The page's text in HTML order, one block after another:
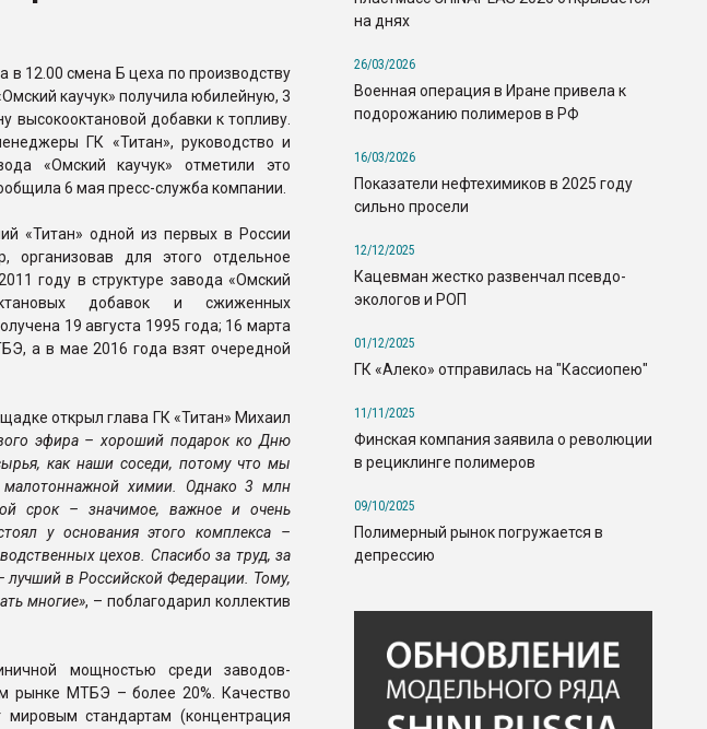
в 12.00 смена Б цеха по производству
каучук» получила юбилейную, 3
высокооктановой добавки к топливу.
ГК «Титан», руководство и
«Омский каучук» отметили это
6 мая пресс-служба компании.
«Титан» одной из первых в России
организовав для этого отдельное
году в структуре завода «Омский
добавок и сжиженных
19 августа 1995 года; 16 марта
а в мае 2016 года взят очередной
открыл глава ГК «Титан» Михаил
эфира – хороший подарок ко Дню
как наши соседи, потому что мы
химии. Однако 3 млн
срок – значимое, важное и очень
у основания этого комплекса –
цехов. Спасибо за труд, за
в Российской Федерации. Тому,
многие», – поблагодарил коллектив
мощностью среди заводов-
рынке МТБЭ – более 20%. Качество
мировым стандартам (концентрация
на днях
26/03/2026
Военная операция в Иране привела к
подорожанию полимеров в РФ
16/03/2026
Показатели нефтехимиков в 2025 году
сильно просели
12/12/2025
Кацевман жестко развенчал псевдо-
экологов и РОП
01/12/2025
ГК «Алеко» отправилась на "Кассиопею"
11/11/2025
Финская компания заявила о революции
в рециклинге полимеров
09/10/2025
Полимерный рынок погружается в
депрессию